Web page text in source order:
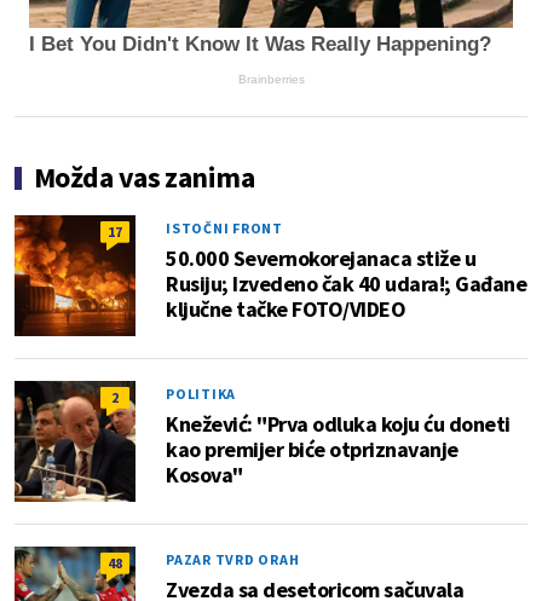
I Bet You Didn't Know It Was Really Happening?
Brainberries
Možda vas zanima
17 ISTOČNI FRONT
50.000 Severnokorejanaca stiže u
Rusiju; Izvedeno čak 40 udara!; Gađane
ključne tačke FOTO/VIDEO
2 POLITIKA
Knežević: "Prva odluka koju ću doneti
kao premijer biće otpriznavanje
Kosova"
48 PAZAR TVRD ORAH
Zvezda sa desetoricom sačuvala